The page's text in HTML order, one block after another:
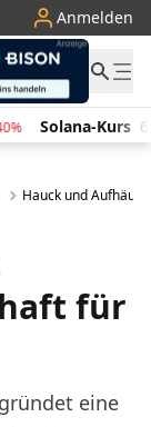
Anmelden
63,41 € -0.60%
Hauck und
für
eine